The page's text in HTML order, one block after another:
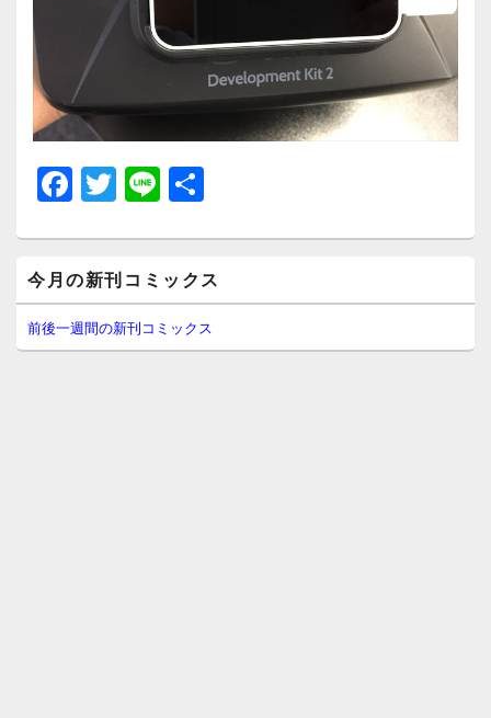
F
a
c
e
b
o
T
wi
tt
er
Li
n
e
イ
ン
サ
イ
今月の新刊コミックス
前後一週間の新刊コミックス